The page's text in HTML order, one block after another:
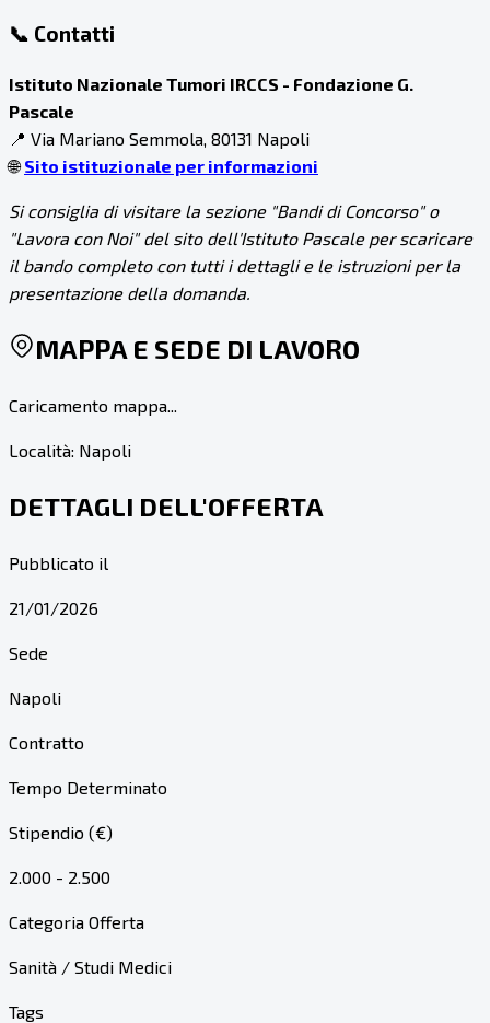
📞 Contatti
Istituto Nazionale Tumori IRCCS - Fondazione G.
Pascale
📍 Via Mariano Semmola, 80131 Napoli
🌐Sito istituzionale per informazioni
Si consiglia di visitare la sezione "Bandi di Concorso" o
"Lavora con Noi" del sito dell'Istituto Pascale per scaricare
il bando completo con tutti i dettagli e le istruzioni per la
presentazione della domanda.
MAPPA E SEDE DI LAVORO
Caricamento mappa...
Località: Napoli
DETTAGLI DELL'OFFERTA
Pubblicato il
21/01/2026
Sede
Napoli
Contratto
Tempo Determinato
Stipendio (€)
2.000 - 2.500
Categoria Offerta
Sanità / Studi Medici
Tags